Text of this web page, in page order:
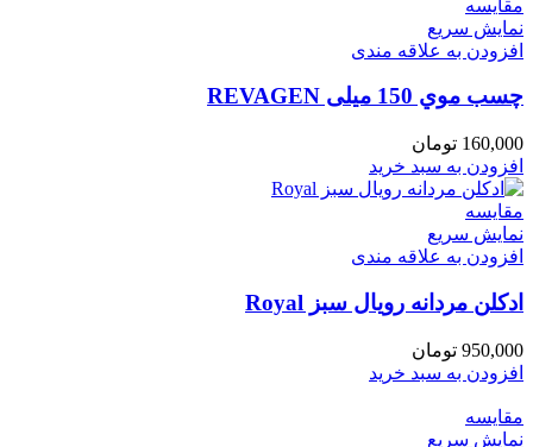
مقايسه
نمایش سریع
افزودن به علاقه مندی
چسب موي 150 میلی REVAGEN
160,000 تومان
افزودن به سبد خرید
مقايسه
نمایش سریع
افزودن به علاقه مندی
ادکلن مردانه رویال سبز Royal
950,000 تومان
افزودن به سبد خرید
مقايسه
نمایش سریع